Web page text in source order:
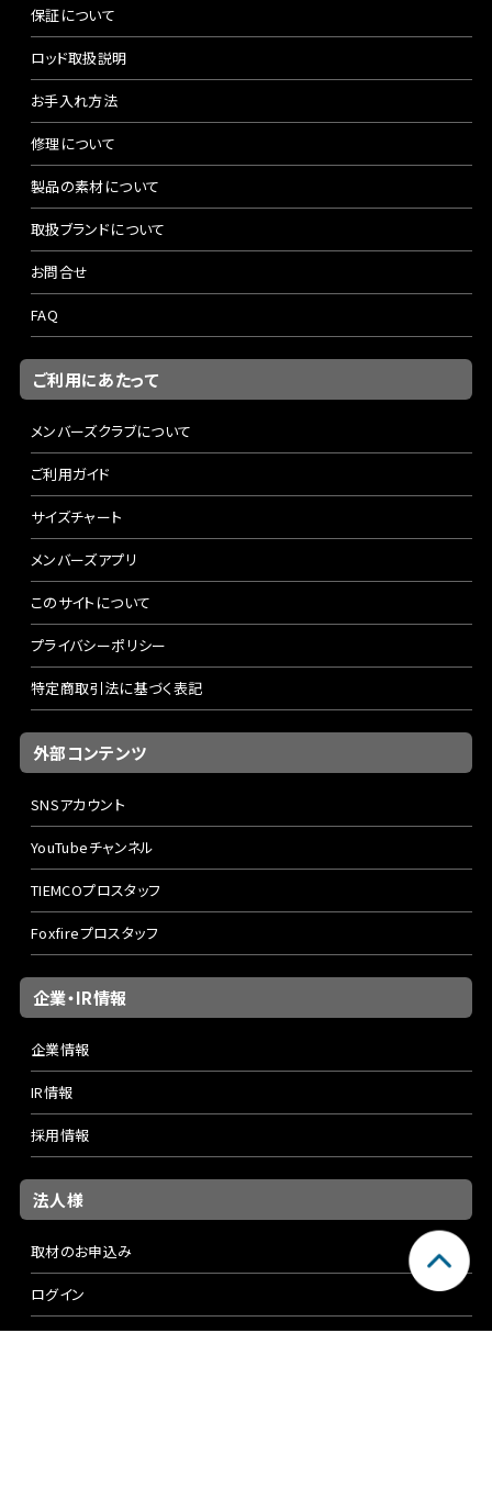
保証について
ロッド取扱説明
お手入れ方法
修理について
製品の素材について
取扱ブランドについて
お問合せ
FAQ
ご利用にあたって
メンバーズクラブについて
ご利用ガイド
サイズチャート
メンバーズアプリ
このサイトについて
プライバシーポリシー
特定商取引法に基づく表記
外部コンテンツ
SNSアカウント
YouTubeチャンネル
TIEMCOプロスタッフ
Foxfireプロスタッフ
企業・IR情報
企業情報
IR情報
採用情報
法人様
取材のお申込み
ログイン